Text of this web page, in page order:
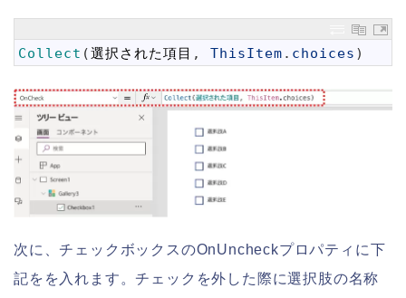
Collect (選択された項目 , ThisItem . choices )
次に、チェックボックスのOnUncheckプロパティに下
記をを入れます。チェックを外した際に選択肢の名称